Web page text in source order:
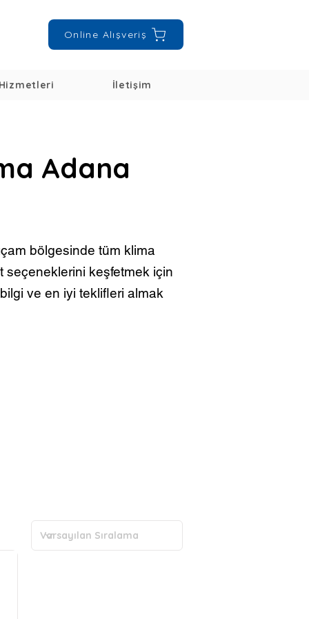
Online Alışveriş
İletişim
Adana
bölgesinde tüm klima
seçeneklerini keşfetmek için
bilgi ve en iyi teklifleri almak